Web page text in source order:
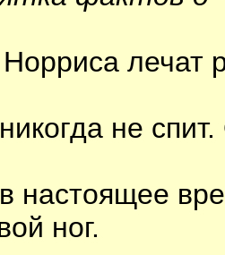
лечат
не
настоящее
ног.